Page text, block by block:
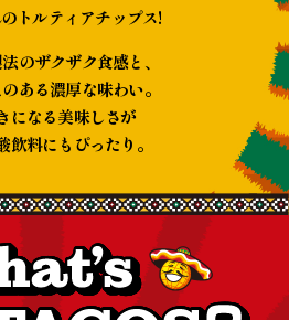
トルティアチップス!
のザクザク食感と、
ある濃厚な味わい。
になる美味しさが
飲料にもぴったり。